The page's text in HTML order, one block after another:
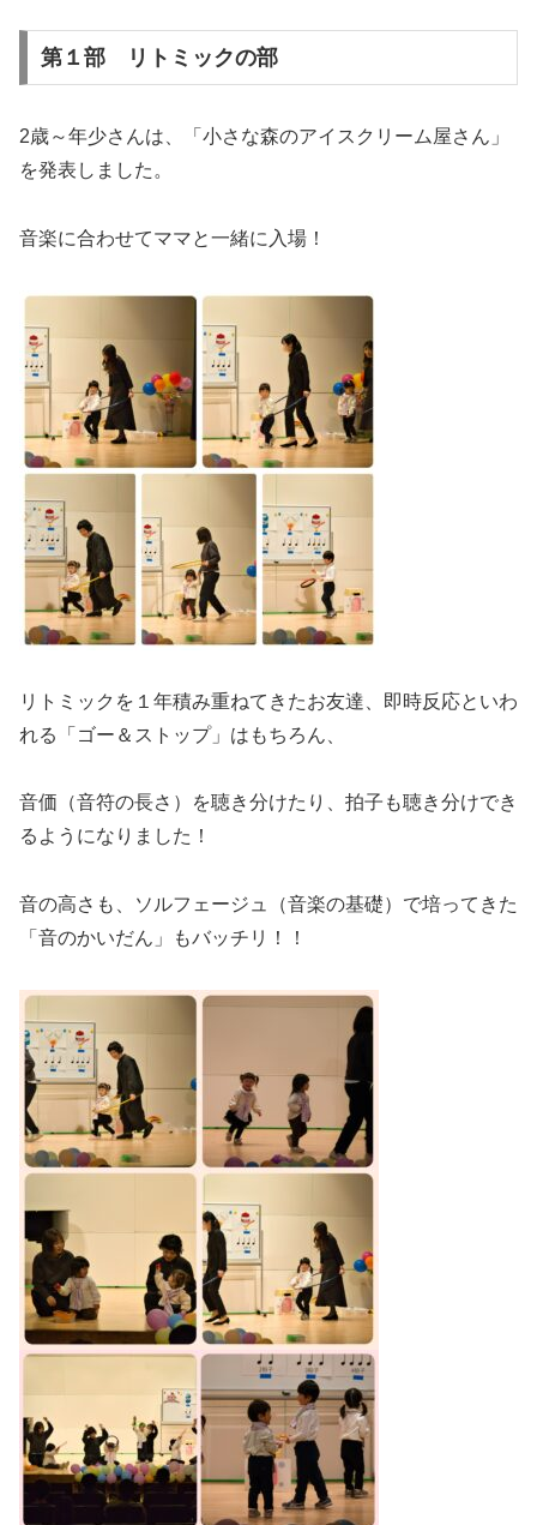
第１部 リトミックの部
2歳～年少さんは、「小さな森のアイスクリーム屋さん」
を発表しました。
音楽に合わせてママと一緒に入場！
リトミックを１年積み重ねてきたお友達、即時反応といわ
れる「ゴー＆ストップ」はもちろん、
音価（音符の長さ）を聴き分けたり、拍子も聴き分けでき
るようになりました！
音の高さも、ソルフェージュ（音楽の基礎）で培ってきた
「音のかいだん」もバッチリ！！